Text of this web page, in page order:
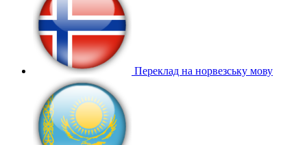
Переклад на норвезську мову